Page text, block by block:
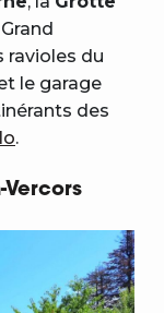
ravioles du
le garage
des
.